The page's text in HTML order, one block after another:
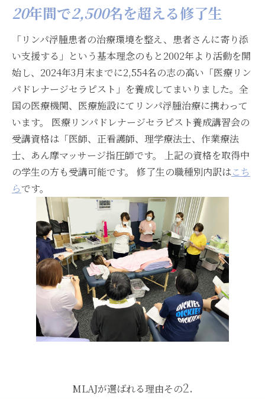
20年間で2,500名を超える修了生
「リンパ浮腫患者の治療環境を整え、患者さんに寄り添
い支援する」という基本理念のもと2002年より活動を開
始し、2024年3月末までに2,554名の志の高い「医療リン
パドレナージセラピスト」を養成してまいりました。全
国の医療機関、医療施設にてリンパ浮腫治療に携わって
います。 医療リンパドレナージセラピスト養成講習会の
受講資格は「医師、正看護師、理学療法士、作業療法
士、あん摩マッサージ指圧師です。 上記の資格を取得中
の学生の方も受講可能です。 修了生の職種別内訳はこち
らです。
MLAJが選ばれる理由その2.